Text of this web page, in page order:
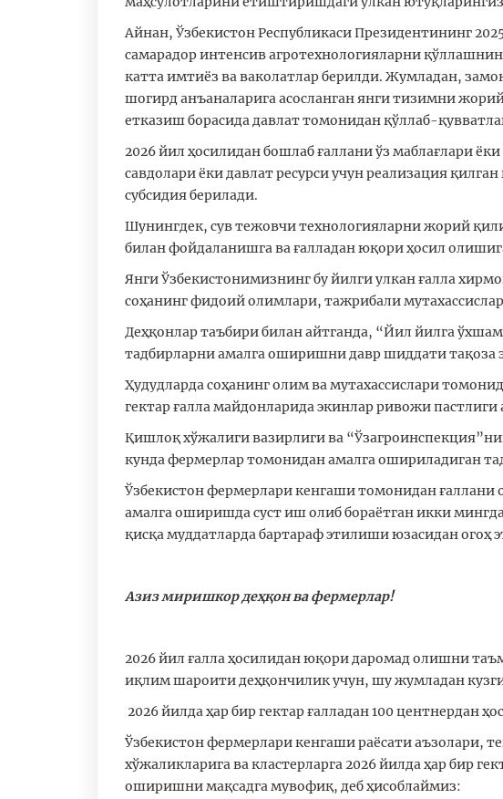
Айнан, Ўзбекистон Республикаси Президентининг
самарадор интенсив агротехнологияларни
катта имтиёз ва ваколатлар берилди. Жумладан,
шогирд анъаналарига асосланган янги тизимни
етказиш борасида давлат томонидан қўллаб-
2026 йил ҳосилидан бошлаб ғаллани ўз маблағлари
савдолари ёки давлат ресурси учун реализация
субсидия берилади.
Шунингдек, сув тежовчи технологияларни жорий
билан фойдаланишга ва ғалладан юқори ҳосил
Янги Ўзбекистонимизнинг бу йилги улкан ғалла
соҳанинг фидоий олимлари, тажрибали
Деҳқонлар таъбири билан айтганда, “Йил йилга
тадбирларни амалга оширишни давр шиддати тақоза
Ҳудудларда соҳанинг олим ва мутахассислари
гектар ғалла майдонларида экинлар ривожи пастлиги
Қишлоқ хўжалиги вазирлиги ва
кунда фермерлар томонидан амалга ошириладиган
Ўзбекистон фермерлари кенгаши томонидан
амалга оширишда суст иш олиб бораётган икки
қисқа муддатларда бартараф этилиши юзасидан огоҳ
Азиз миришкор деҳқон ва фермерлар!
2026 йил ғалла ҳосилидан юқори даромад олишни
иқлим шароити деҳқончилик учун, шу жумладан
2026 йилда ҳар бир гектар ғалладан 100 центнердан
Ўзбекистон фермерлари кенгаши раёсати аъзолари,
хўжаликларига ва кластерларга 2026 йилда ҳар
оширишни мақсадга мувофиқ, деб ҳисоблаймиз: